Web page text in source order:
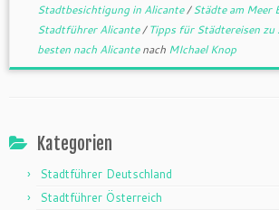
Stadtbesichtigung in Alicante/Städte am Meer
Stadtführer Alicante/Tipps für Städtereisen
besten nach Alicantenach MIchael Knop
Kategorien
Stadtführer Deutschland
Stadtführer Österreich